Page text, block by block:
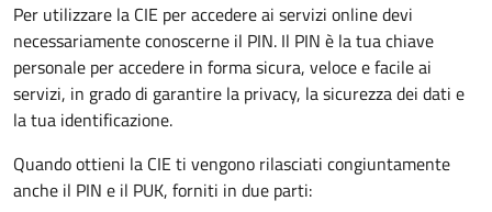
Per utilizzare la CIE per accedere ai servizi online devi
necessariamente conoscerne il PIN. Il PIN è la tua chiave
personale per accedere in forma sicura, veloce e facile ai
servizi, in grado di garantire la privacy, la sicurezza dei dati e
la tua identificazione.
Quando ottieni la CIE ti vengono rilasciati congiuntamente
anche il PIN e il PUK, forniti in due parti: